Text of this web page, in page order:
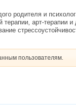
родителя и
арт-терапии и
пользователям.